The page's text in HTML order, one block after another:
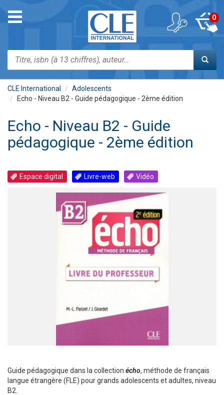
contenu
Toggle
navigation
Rechercher
0
CLE International
Adolescents
Echo - Niveau B2 - Guide pédagogique - 2ème édition
Echo - Niveau B2 - Guide
pédagogique - 2ème édition
Espace digital Livre-web Vidéo
Guide pédagogique dans la collection écho, méthode de français
langue étrangère (FLE) pour grands adolescents et adultes, niveau
B2.